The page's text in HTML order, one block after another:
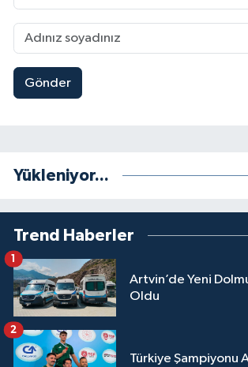
Gönder
Yükleniyor...
Trend Haberler
Artvin’de Yeni
Oldu
1
Türkiye Şampiyonu
2